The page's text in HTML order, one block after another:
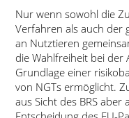
Nur wenn sowohl die
Verfahren als auch der
an Nutztieren
die Wahlfreiheit bei der
Grundlage einer
von NGTs ermöglicht.
aus Sicht des BRS